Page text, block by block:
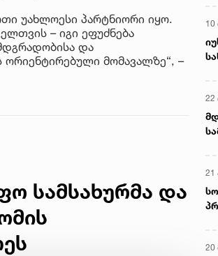
უახლოესი პარტნიორი იყო.
– იგი ეფუძნება
და
მომავალზე“, –
სამსახურმა და
10
22
21
20